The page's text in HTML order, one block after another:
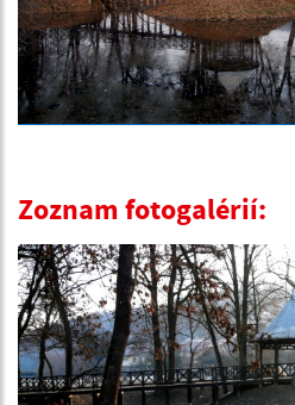
Zoznam fotogalérií: